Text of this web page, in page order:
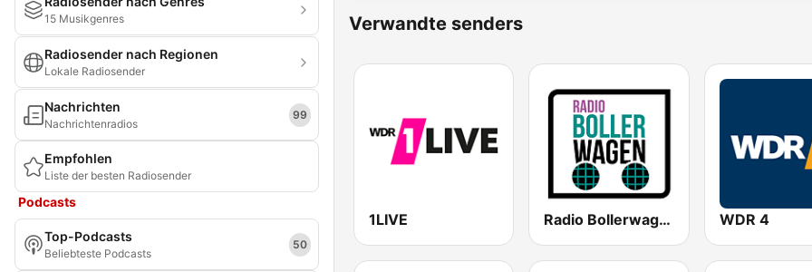
15 Musikgenres
Radiosender nach Regionen
Lokale Radiosender
Nachrichten
Nachrichtenradios
99
Empfohlen
Liste der besten Radiosender
Podcasts
Top-Podcasts
Beliebteste Podcasts
50
Verwandte senders
1LIVE Radio Bollerwagen WDR 4